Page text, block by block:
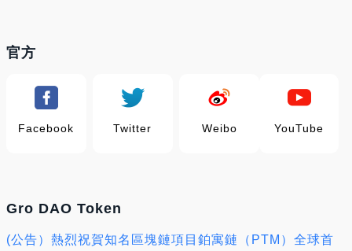
官方
Facebook Twitter Weibo YouTube
Gro DAO Token
(公告）熱烈祝賀知名區塊鏈項目鉑寓鏈（PTM）全球首